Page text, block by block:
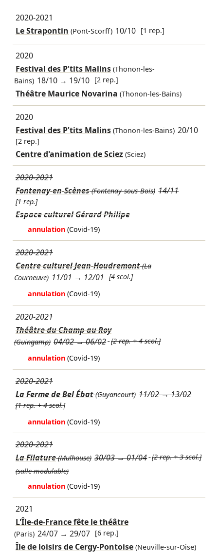
2020-2021
Le Strapontin (Pont-Scorff) 10/10 [1 rep.]
2020
Festival des P'tits Malins(Thonon-les-
Bains) 18/10 → 19/10 [2 rep.]
Théâtre Maurice Novarina (Thonon-les-Bains)
2020
Festival des P'tits Malins(Thonon-les-Bains) 20/10
[2 rep.]
Centre d'animation de Sciez (Sciez)
2020-2021
Fontenay-en-Scènes(Fontenay-sous-Bois) 14/11
[1 rep.]
Espace culturel Gérard Philipe
annulation (Covid-19)
2020-2021
Centre culturel Jean-Houdremont(La
Courneuve) 11/01→12/01 [4 scol.]
annulation (Covid-19)
2020-2021
Théâtre du Champ au Roy
(Guingamp) 04/02→06/02 [2 rep. + 4 scol.]
annulation (Covid-19)
2020-2021
La Ferme de Bel Ébat(Guyancourt) 11/02→13/02
[1 rep. + 4 scol.]
annulation (Covid-19)
2020-2021
La Filature(Mulhouse) 30/03→01/04 [2 rep. + 3 scol.]
(salle modulable)
annulation (Covid-19)
2021
L'Île-de-France fête le théâtre
(Paris) 24/07 →29/07 [6 rep.]
Île de loisirs de Cergy-Pontoise (Neuville-sur-Oise)